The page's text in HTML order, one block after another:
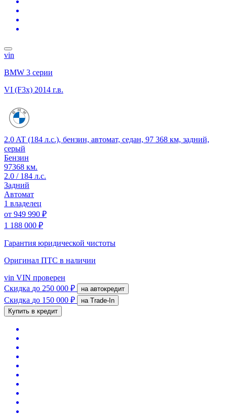
vin
BMW 3 серии
VI (F3x) 2014 г.в.
2.0 AT (184 л.с.), бензин, автомат, седан, 97 368 км, задний,
серый
Бензин
97368 км.
2.0 / 184 л.с.
Задний
Автомат
1 владелец
от 949 990 ₽
1 188 000 ₽
Гарантия юридической чистоты
Оригинал ПТС в наличии
vin VIN проверен
Скидка до 250 000 ₽ на автокредит
Скидка до 150 000 ₽
на Trade-In
Купить в кредит